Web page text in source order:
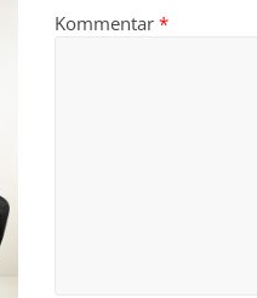
Kommentar *